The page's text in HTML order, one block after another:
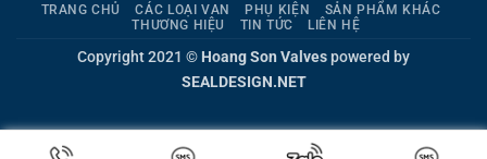
Delivery
TRANG CHỦ CÁC LOẠI VAN PHỤ KIỆN
SẢN PHẨM KHÁC
THƯƠNG HIỆU
TIN TỨC LIÊN HỆ
Copyright 2021 © Hoang Son Valvespowered by
SEALDESIGN.NET